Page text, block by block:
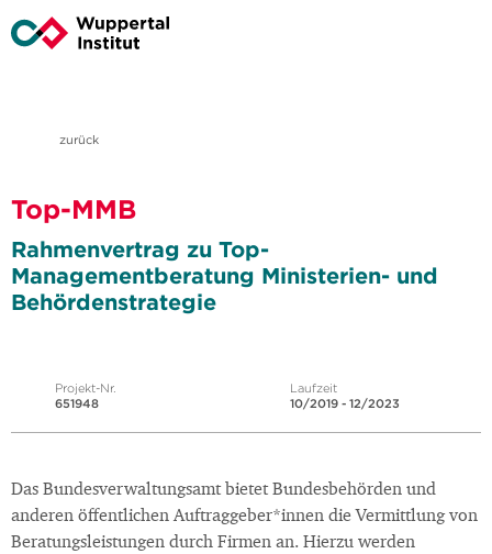
zurück
Top-MMB
Rahmenvertrag zu Top-
Managementberatung Ministerien- und
Behördenstrategie
Projekt-Nr.
651948
Laufzeit
10/2019 - 12/2023
Das Bundesverwaltungsamt bietet Bundesbehörden und
anderen öffentlichen Auftraggeber*innen die Vermittlung von
Beratungsleistungen durch Firmen an. Hierzu werden